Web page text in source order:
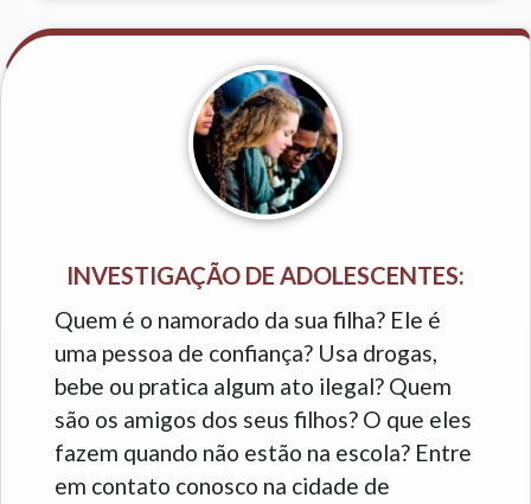
INVESTIGAÇÃO DE ADOLESCENTES:
Quem é o namorado da sua filha? Ele é
uma pessoa de confiança? Usa drogas,
bebe ou pratica algum ato ilegal? Quem
são os amigos dos seus filhos? O que eles
fazem quando não estão na escola? Entre
em contato conosco na cidade de